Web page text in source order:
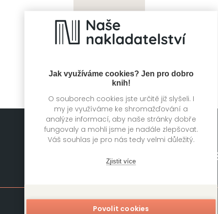
Jak využíváme cookies? Jen pro dobro
knih!
O souborech cookies jste určitě již slyšeli. I
my je využíváme ke shromažďování a
analýze informací, aby naše stránky dobře
fungovaly a mohli jsme je nadále zlepšovat.
Váš souhlas je pro nás tedy velmi důležitý.
Zjistit více
Povolit cookies
Ale ona si začala